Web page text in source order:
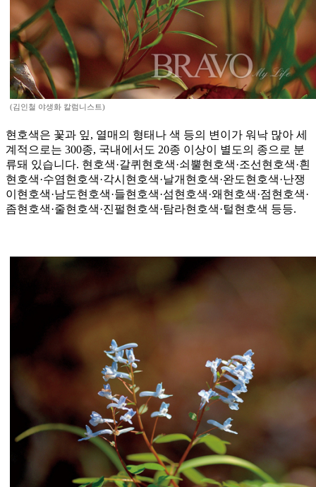
(김인철 야생화 칼럼니스트)
현호색은 꽃과 잎, 열매의 형태나 색 등의 변이가 워낙 많아 세
계적으로는 300종, 국내에서도 20종 이상이 별도의 종으로 분
류돼 있습니다. 현호색·갈퀴현호색·쇠뿔현호색·조선현호색·흰
현호색·수염현호색·각시현호색·날개현호색·완도현호색·난쟁
이현호색·남도현호색·들현호색·섬현호색·왜현호색·점현호색·
좀현호색·줄현호색·진펄현호색·탐라현호색·털현호색 등등.